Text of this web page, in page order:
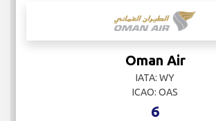
Oman Air
IATA: WY
ICAO: OAS
6